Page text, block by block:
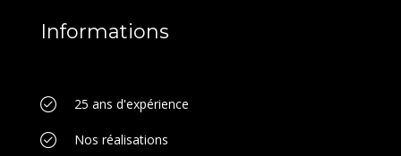
Informations
25 ans d'expérience
Nos réalisations